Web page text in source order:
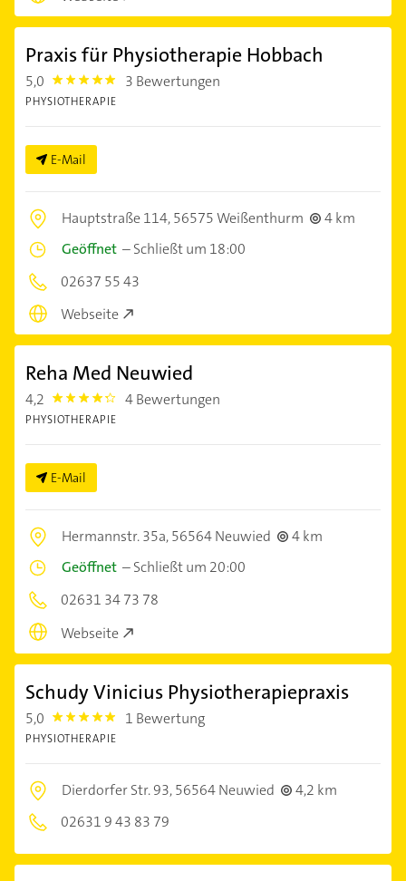
Praxis für Physiotherapie Hobbach
5,0 5.0 3 Bewertungen
PHYSIOTHERAPIE
E-Mail
Hauptstraße 114,56575 Weißenthurm
4 km
Geöffnet –Schließt um 18:00
02637 55 43
Webseite
Reha Med Neuwied
4,2 4.2000003 4 Bewertungen
PHYSIOTHERAPIE
E-Mail
Hermannstr. 35a,56564 Neuwied
4 km
Geöffnet –Schließt um 20:00
02631 34 73 78
Webseite
Schudy Vinicius Physiotherapiepraxis
5,0 5.0 1 Bewertung
PHYSIOTHERAPIE
Dierdorfer Str. 93,56564 Neuwied
4,2 km
02631 9 43 83 79